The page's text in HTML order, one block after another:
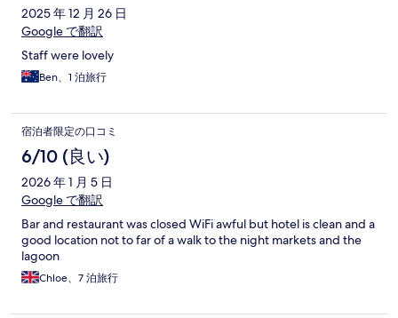
2025 年 12 月 26 日
Google で翻訳
Staff were lovely
Ben、1 泊旅行
宿泊者限定の口コミ
6/10 (良い)
2026 年 1 月 5 日
Google で翻訳
Bar and restaurant was closed WiFi awful but hotel is clean and a
good location not to far of a walk to the night markets and the
lagoon
Chloe、7 泊旅行